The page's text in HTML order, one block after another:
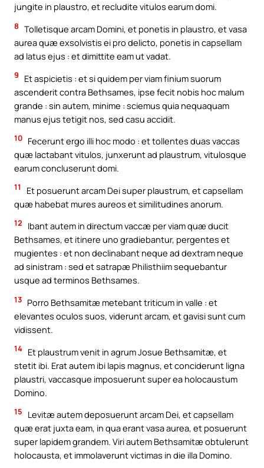
jungite in plaustro, et recludite vitulos earum domi.
8 Tolletisque arcam Domini, et ponetis in plaustro, et vasa
aurea quæ exsolvistis ei pro delicto, ponetis in capsellam
ad latus ejus : et dimittite eam ut vadat.
9
Et aspicietis : et si quidem per viam finium suorum
ascenderit contra Bethsames, ipse fecit nobis hoc malum
grande : sin autem, minime : sciemus quia nequaquam
manus ejus tetigit nos, sed casu accidit.
10 Fecerunt ergo illi hoc modo : et tollentes duas vaccas
quæ lactabant vitulos, junxerunt ad plaustrum, vitulosque
earum concluserunt domi.
11
Et posuerunt arcam Dei super plaustrum, et capsellam
quæ habebat mures aureos et similitudines anorum.
12
Ibant autem in directum vaccæ per viam quæ ducit
Bethsames, et itinere uno gradiebantur, pergentes et
mugientes : et non declinabant neque ad dextram neque
ad sinistram : sed et satrapæ Philisthiim sequebantur
usque ad terminos Bethsames.
13 Porro Bethsamitæ metebant triticum in valle : et
elevantes oculos suos, viderunt arcam, et gavisi sunt cum
vidissent.
14 Et plaustrum venit in agrum Josue Bethsamitæ, et
stetit ibi. Erat autem ibi lapis magnus, et conciderunt ligna
plaustri, vaccasque imposuerunt super ea holocaustum
Domino.
15
Levitæ autem deposuerunt arcam Dei, et capsellam
quæ erat juxta eam, in qua erant vasa aurea, et posuerunt
super lapidem grandem. Viri autem Bethsamitæ obtulerunt
holocausta, et immolaverunt victimas in die illa Domino.